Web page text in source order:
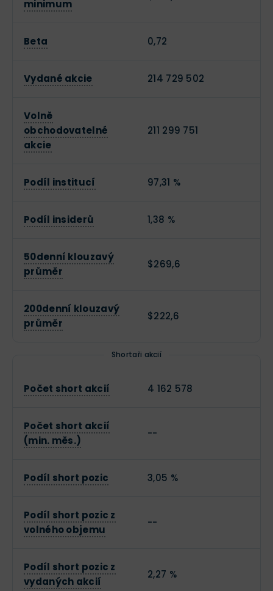
minimum
Beta 0,72
Vydané akcie 214 729 502
Volně
obchodovatelné
akcie
211 299 751
Podíl institucí 97,31 %
Podíl insiderů 1,38 %
50denní klouzavý
průměr
$269,6
200denní klouzavý
průměr
$222,6
Shortaři akcií
Počet short akcií 4 162 578
Počet short akcií
(min. měs.)
--
Podíl short pozic 3,05 %
Podíl short pozic z
volného objemu
--
Podíl short pozic z
vydaných akcií
2,27 %